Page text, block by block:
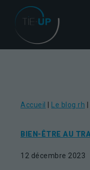
Accueil Le blog rh
BIEN-ÊTRE AU
12 décembre 2023